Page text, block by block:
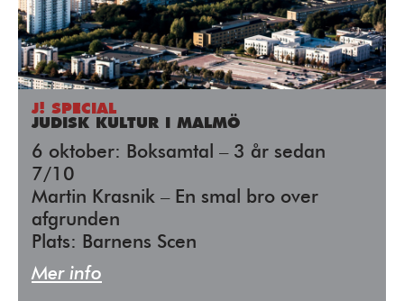
J! SPECIAL
JUDISK KULTUR I MALMÖ
6 oktober: Boksamtal – 3 år sedan
7/10
Martin Krasnik – En smal bro over
afgrunden
Plats: Barnens Scen
Mer info